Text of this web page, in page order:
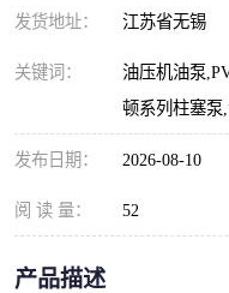
发货地址： 江苏省无锡
关键词：
油压机油泵
顿系列柱塞泵
发布日期： 2026-08-10
阅 读 量： 52
产品描述